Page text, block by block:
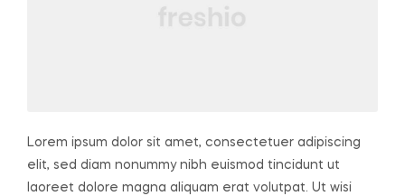
Lorem ipsum dolor sit amet, consectetuer adipiscing
elit, sed diam nonummy nibh euismod tincidunt ut
laoreet dolore magna aliquam erat volutpat. Ut wisi